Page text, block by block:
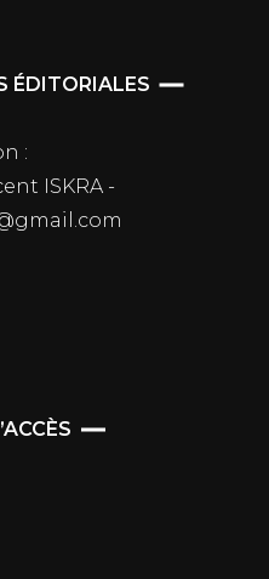
ÉDITORIALES
:
ISKRA -